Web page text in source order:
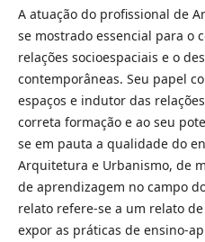
A atuação do profissional de
se mostrado essencial para o
relações socioespaciais e o
contemporâneas. Seu papel
espaços e indutor das
correta formação e ao seu
se em pauta a qualidade do
Arquitetura e Urbanismo, de
de aprendizagem no campo
relato refere-se a um relato
expor as práticas de ensino-